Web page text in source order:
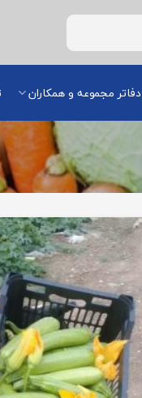
دفاتر مجموعه و همکاران